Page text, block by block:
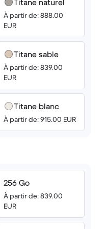
Titane naturel
À partir de: 888.00
EUR
Titane sable
À partir de: 839.00
EUR
Titane blanc
À partir de: 915.00 EUR
256 Go
À partir de: 839.00
EUR